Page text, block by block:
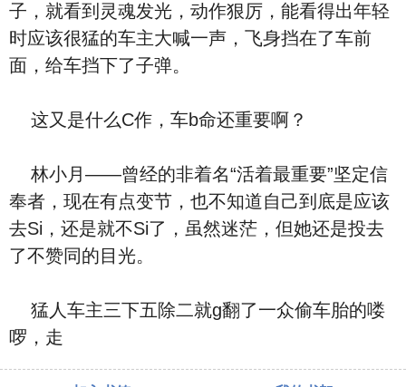
子，就看到灵魂发光，动作狠厉，能看得出年轻
时应该很猛的车主大喊一声，飞身挡在了车前
面，给车挡下了子弹。
这又是什么C作，车b命还重要啊？
林小月——曾经的非着名“活着最重要”坚定信
奉者，现在有点变节，也不知道自己到底是应该
去Si，还是就不Si了，虽然迷茫，但她还是投去
了不赞同的目光。
猛人车主三下五除二就g翻了一众偷车胎的喽
啰，走